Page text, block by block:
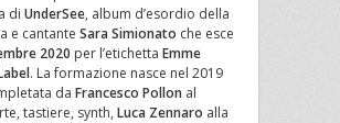
di UnderSee, album d’esordio della
e cantante Sara Simionato che esce
2020 per l’etichetta Emme
. La formazione nasce nel 2019
da Francesco Pollon al
tastiere, synth, Luca Zennaro alla